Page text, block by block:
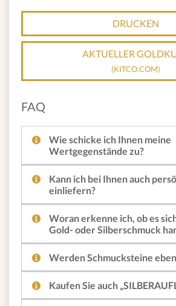
DRUCKEN
AKTUELLER
(KITCO.COM)
FAQ
Wie schicke ich Ihnen meine
Wertgegenstände zu?
Kann ich bei Ihnen auch
einliefern?
Woran erkenne ich, ob es
Gold- oder Silberschmuck
Werden Schmucksteine
Kaufen Sie auch